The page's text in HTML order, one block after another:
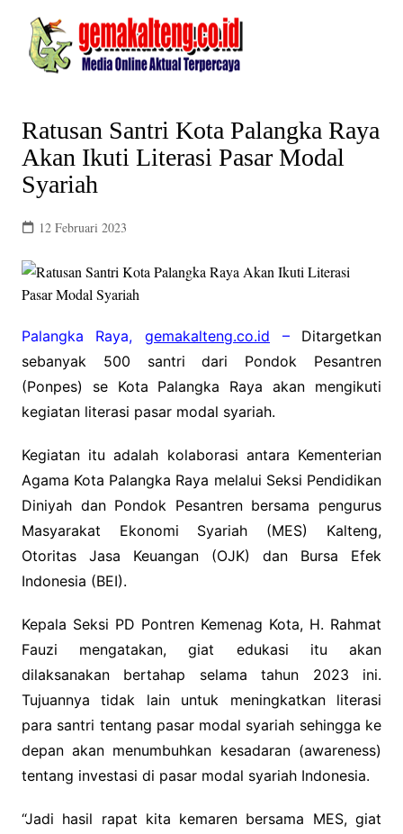
content
Ratusan Santri Kota Palangka Raya
Akan Ikuti Literasi Pasar Modal
Syariah
12 Februari 2023
Palangka Raya, gemakalteng.co.id –Ditargetkan
sebanyak 500 santri dari Pondok Pesantren
(Ponpes) se Kota Palangka Raya akan mengikuti
kegiatan literasi pasar modal syariah.
Kegiatan itu adalah kolaborasi antara Kementerian
Agama Kota Palangka Raya melalui Seksi Pendidikan
Diniyah dan Pondok Pesantren bersama pengurus
Masyarakat Ekonomi Syariah (MES) Kalteng,
Otoritas Jasa Keuangan (OJK) dan Bursa Efek
Indonesia (BEI).
Kepala Seksi PD Pontren Kemenag Kota, H. Rahmat
Fauzi mengatakan, giat edukasi itu akan
dilaksanakan bertahap selama tahun 2023 ini.
Tujuannya tidak lain untuk meningkatkan literasi
para santri tentang pasar modal syariah sehingga ke
depan akan menumbuhkan kesadaran (awareness)
tentang investasi di pasar modal syariah Indonesia.
“Jadi hasil rapat kita kemaren bersama MES, giat